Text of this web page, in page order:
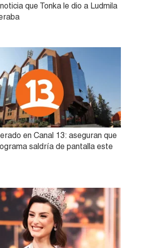
que Tonka le dio a Ludmila
en Canal 13: aseguran que
saldría de pantalla este